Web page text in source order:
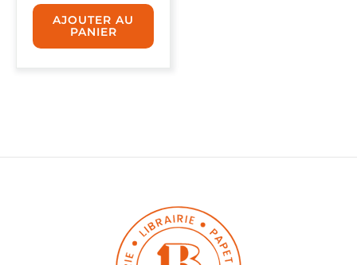
AJOUTER AU
PANIER